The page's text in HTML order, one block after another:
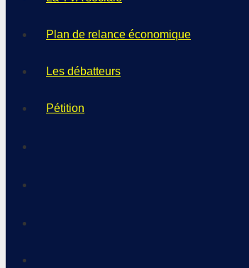
Plan de relance économique
Les débatteurs
Pétition